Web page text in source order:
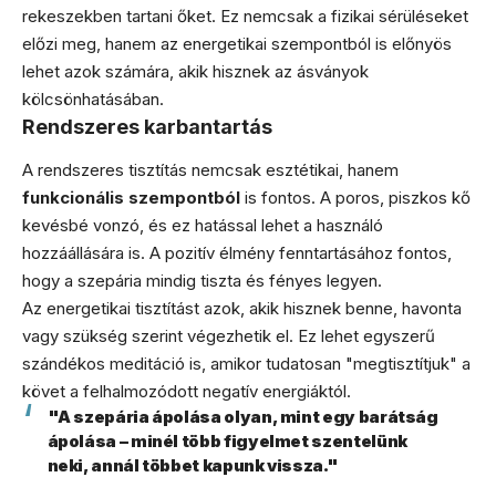
rekeszekben tartani őket. Ez nemcsak a fizikai sérüléseket
előzi meg, hanem az energetikai szempontból is előnyös
lehet azok számára, akik hisznek az ásványok
kölcsönhatásában.
Rendszeres karbantartás
A rendszeres tisztítás nemcsak esztétikai, hanem
funkcionális szempontból is fontos. A poros, piszkos kő
kevésbé vonzó, és ez hatással lehet a használó
hozzáállására is. A pozitív élmény fenntartásához fontos,
hogy a szepária mindig tiszta és fényes legyen.
Az energetikai tisztítást azok, akik hisznek benne, havonta
vagy szükség szerint végezhetik el. Ez lehet egyszerű
szándékos meditáció is, amikor tudatosan "megtisztítjuk" a
követ a felhalmozódott negatív energiáktól.
"A szepária ápolása olyan, mint egy barátság
ápolása – minél több figyelmet szentelünk
neki, annál többet kapunk vissza."